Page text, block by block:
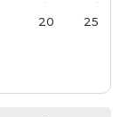
20 25